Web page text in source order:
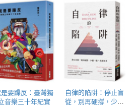
是要躁反：臺灣獨
音樂三十年紀實
自律的陷阱：停止盲
從，別再硬撐，少做